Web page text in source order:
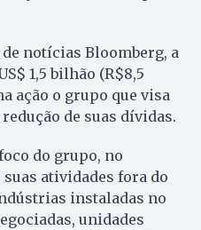
notícias Bloomberg, a
1,5 bilhão (R$8,5
ação o grupo que visa
de suas dívidas.
do grupo, no
atividades fora do
instaladas no
unidades